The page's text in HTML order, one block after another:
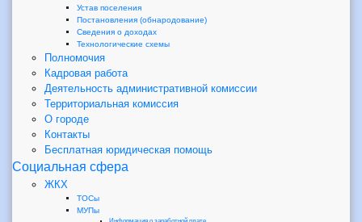
Устав поселения
Постановления (обнародование)
Сведения о доходах
Технологические схемы
Полномочия
Кадровая работа
Деятельность административной комиссии
Территориальная комиссия
О городе
Контакты
Бесплатная юридическая помощь
Социальная сфера
ЖКХ
ТОСы
МУПы